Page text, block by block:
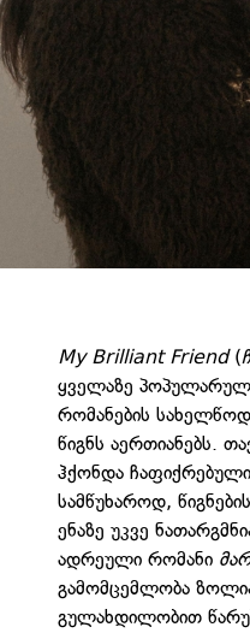
My Brilliant Friend(
ყველაზე
რომანების
წიგნს აერთიანებს.
ჰქონდა
სამწუხაროდ,
ენაზე უკვე
ადრეული რომანი
გამომცემლობა
გულახდილობით